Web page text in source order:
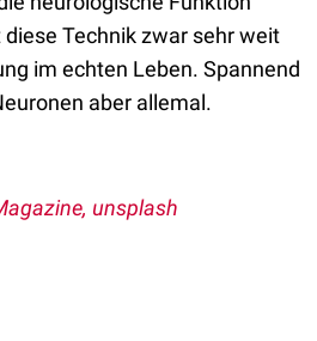
Technik zwar sehr weit
im echten Leben. Spannend
aber allemal.
unsplash